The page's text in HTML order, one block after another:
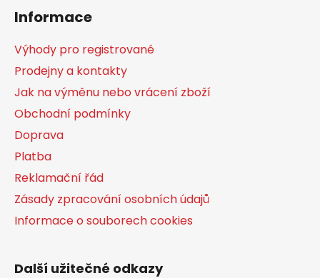
Informace
Výhody pro registrované
Prodejny a kontakty
Jak na výměnu nebo vrácení zboží
Obchodní podmínky
Doprava
Platba
Reklamační řád
Zásady zpracování osobních údajů
Informace o souborech cookies
Další užitečné odkazy